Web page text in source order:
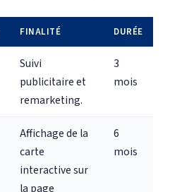
FINALITÉ DURÉE
Suivi
publicitaire et
remarketing.
3
mois
Affichage de la
carte
interactive sur
la page
6
mois